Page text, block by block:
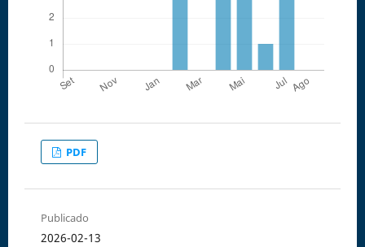
PDF
Publicado
2026-02-13